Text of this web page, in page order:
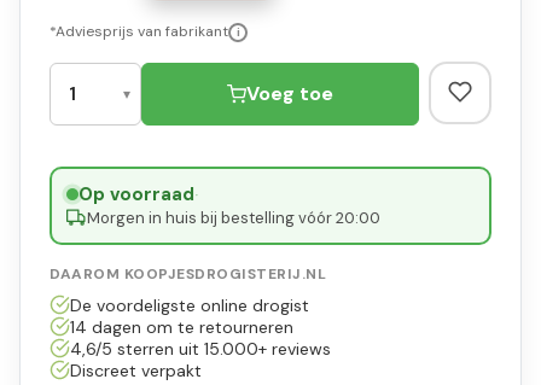
*Adviesprijs van fabrikant i
Voeg toe
Op voorraad·
Morgen in huis bij bestelling vóór 20:00
DAAROM KOOPJESDROGISTERIJ.NL
De voordeligste online drogist
14 dagen om te retourneren
4,6/5 sterren uit 15.000+ reviews
Discreet verpakt